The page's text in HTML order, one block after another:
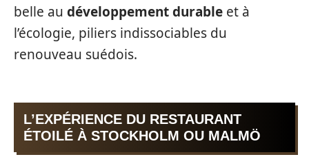
belle au développement durable et à
l’écologie, piliers indissociables du
renouveau suédois.
L’EXPÉRIENCE DU RESTAURANT
ÉTOILÉ À STOCKHOLM OU MALMÖ